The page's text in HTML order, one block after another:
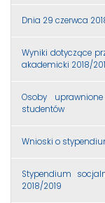
Dnia 29 czerwca
Wyniki dotyczące
akademicki 2018/
Osoby
studentów
Wnioski o
Stypendium
2018/2019